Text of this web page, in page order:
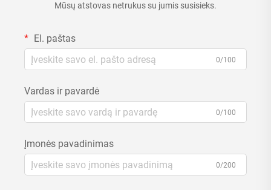
Mūsų atstovas netrukus su jumis susisieks.
El. paštas
0/100
Vardas ir pavardė
0/100
Įmonės pavadinimas
0/200